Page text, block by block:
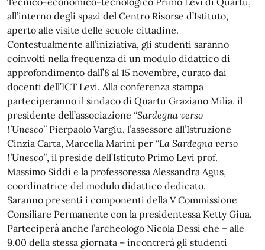
all’interno degli spazi del Centro Risorse d’Istituto,
aperto alle visite delle scuole cittadine.
Contestualmente all’iniziativa, gli studenti saranno
coinvolti nella frequenza di un modulo didattico di
approfondimento dall’8 al 15 novembre, curato dai
docenti dell’ICT Levi. Alla conferenza stampa
parteciperanno il sindaco di Quartu Graziano Milia, il
presidente dell’associazione “Sardegna verso
l’Unesco” Pierpaolo Vargiu, l’assessore all’Istruzione
Cinzia Carta, Marcella Marini per “La Sardegna verso
l’Unesco”, il preside dell’Istituto Primo Levi prof.
Massimo Siddi e la professoressa Alessandra Agus,
coordinatrice del modulo didattico dedicato.
Saranno presenti i componenti della V Commissione
Consiliare Permanente con la presidentessa Ketty Giua.
Parteciperà anche l’archeologo Nicola Dessì che – alle
9.00 della stessa giornata – incontrerà gli studenti